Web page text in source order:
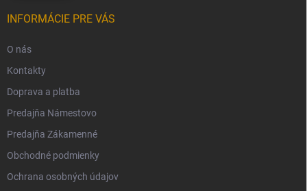
INFORMÁCIE PRE VÁS
O nás
Kontakty
Doprava a platba
Predajňa Námestovo
Predajňa Zákamenné
Obchodné podmienky
Ochrana osobných údajov